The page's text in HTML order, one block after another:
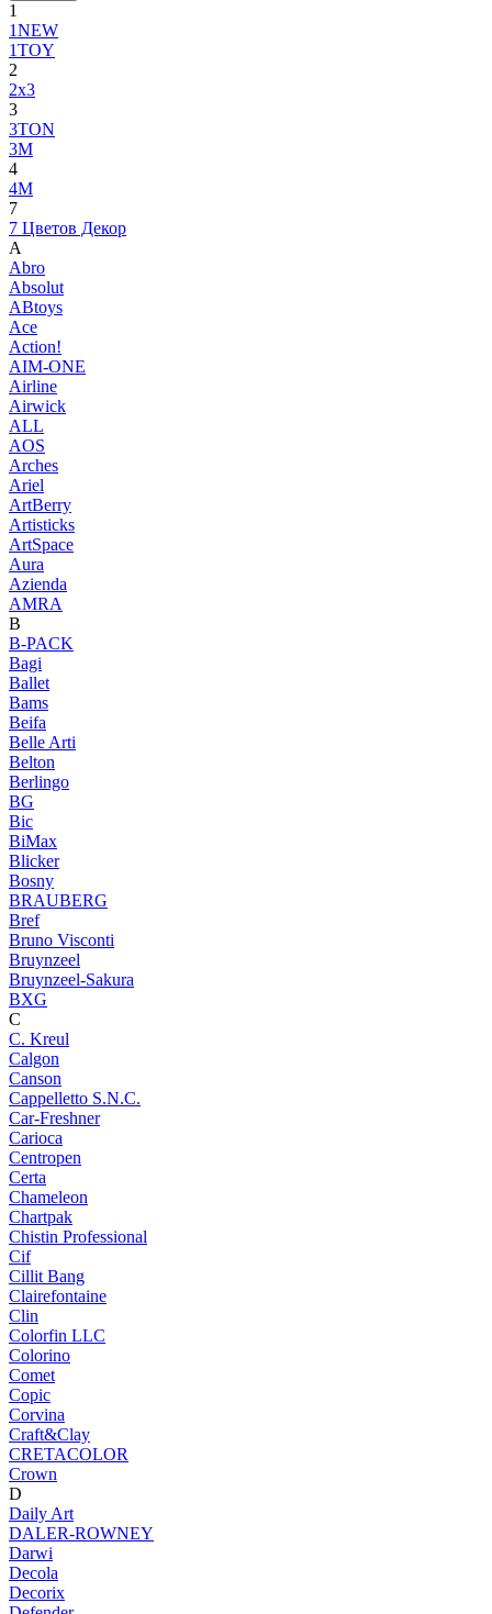
1
1NEW
1TOY
2
2x3
3
3TON
3М
4
4M
7
7 Цветов Декор
A
Abro
Absolut
ABtoys
Ace
Action!
AIM-ONE
Airline
Airwick
ALL
AOS
Arches
Ariel
ArtBerry
Artisticks
ArtSpace
Aura
Azienda
AМRA
B
B-PACK
Bagi
Ballet
Bams
Beifa
Belle Arti
Belton
Berlingo
BG
Bic
BiMax
Blicker
Bosny
BRAUBERG
Bref
Bruno Visconti
Bruynzeel
Bruynzeel-Sakura
BXG
C
C. Kreul
Calgon
Canson
Cappelletto S.N.C.
Car-Freshner
Carioca
Centropen
Certa
Chameleon
Chartpak
Chistin Professional
Cif
Cillit Bang
Clairefontaine
Clin
Colorfin LLC
Colorino
Comet
Copic
Corvina
Craft&Clay
CRETACOLOR
Crown
D
Daily Art
DALER-ROWNEY
Darwi
Decola
Decorix